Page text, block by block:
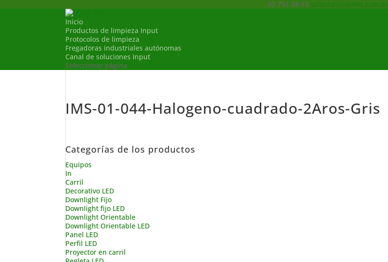
93 751 38 15 soluciones@ims.com.es
Inicio
Productos de limpieza Input
Protocolos de limpieza
Fregadoras industriales autónomas
Canal de soluciones Input
Seleccionar página
IMS-01-044-Halogeno-cuadrado-2Aros-Gris
Categorías de los productos
Equipos
In
Carril
Decorativo LED
Downlight Fijo
Downlight fijo LED
Downlight Orientable
Downlight Orientable LED
Panel LED
Perfil LED
Proyector en carril